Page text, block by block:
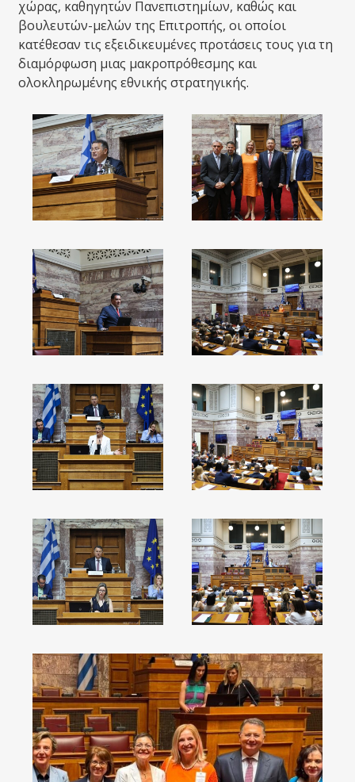
χώρας, καθηγητών Πανεπιστημίων, καθώς και
βουλευτών-μελών της Επιτροπής, οι οποίοι
κατέθεσαν τις εξειδικευμένες προτάσεις τους για τη
διαμόρφωση μιας μακροπρόθεσμης και
ολοκληρωμένης εθνικής στρατηγικής.